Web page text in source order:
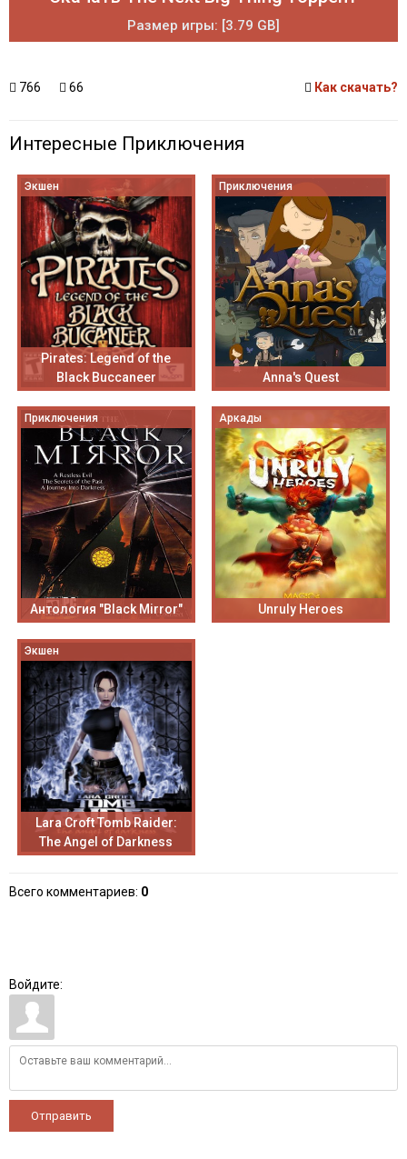
Размер игры: [3.79 GB]
766 66 Как скачать?
Интересные Приключения
Экшен
Pirates: Legend of the
Black Buccaneer
Приключения
Anna's Quest
Приключения
Антология "Black Mirror"
Аркады
Unruly Heroes
Экшен
Lara Croft Tomb Raider:
The Angel of Darkness
Всего комментариев: 0
Войдите:
Отправить